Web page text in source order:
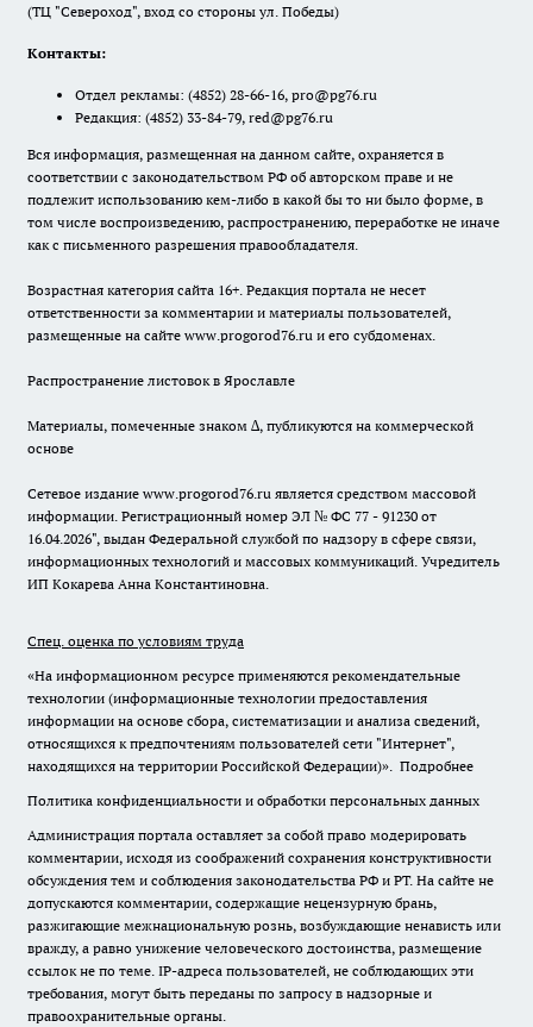
(ТЦ "Североход", вход со стороны ул. Победы)
Контакты:
Отдел рекламы: (4852) 28-66-16, pro@pg76.ru
Редакция: (4852) 33-84-79, red@pg76.ru
Вся информация, размещенная на данном сайте, охраняется в
соответствии с законодательством РФ об авторском праве и не
подлежит использованию кем-либо в какой бы то ни было форме, в
том числе воспроизведению, распространению, переработке не иначе
как с письменного разрешения правообладателя.
Возрастная категория сайта 16+. Редакция портала не несет
ответственности за комментарии и материалы пользователей,
размещенные на сайте www.progorod76.ru и его субдоменах.
Распространение листовок в Ярославле
Материалы, помеченные знаком ∆, публикуются на коммерческой
основе
Сетевое издание www.progorod76.ru является средством массовой
информации. Регистрационный номер ЭЛ № ФС 77 - 91230 от
16.04.2026", выдан Федеральной службой по надзору в сфере связи,
информационных технологий и массовых коммуникаций. Учредитель
ИП Кокарева Анна Константиновна.
Спец. оценка по условиям труда
«На информационном ресурсе применяются рекомендательные
технологии (информационные технологии предоставления
информации на основе сбора, систематизации и анализа сведений,
относящихся к предпочтениям пользователей сети "Интернет",
находящихся на территории Российской Федерации)». Подробнее
Политика конфиденциальности и обработки персональных данных
Администрация портала оставляет за собой право модерировать
комментарии, исходя из соображений сохранения конструктивности
обсуждения тем и соблюдения законодательства РФ и РТ. На сайте не
допускаются комментарии, содержащие нецензурную брань,
разжигающие межнациональную рознь, возбуждающие ненависть или
вражду, а равно унижение человеческого достоинства, размещение
ссылок не по теме. IP-адреса пользователей, не соблюдающих эти
требования, могут быть переданы по запросу в надзорные и
правоохранительные органы.